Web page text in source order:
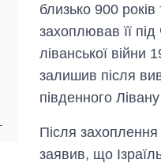
близько 900 років
захоплював її
ліванської війни
залишив після
південного
Після
заявив, що